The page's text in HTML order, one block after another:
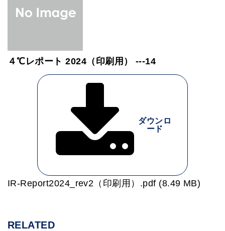
４℃レポート 2024（印刷用） ---14
ダウンロ
ード
IR-Report2024_rev2（印刷用）.pdf (8.49 MB)
RELATED